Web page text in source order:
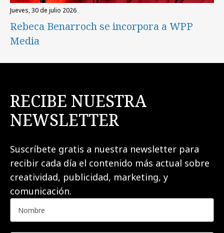
jueves, 30 de julio 2026
Rebeca Benarroch se incorpora a WPP
Media
RECIBE NUESTRA
NEWSLETTER
Suscríbete gratis a nuestra newsletter para
recibir cada día el contenido más actual sobre
creatividad, publicidad, marketing, y
comunicación.